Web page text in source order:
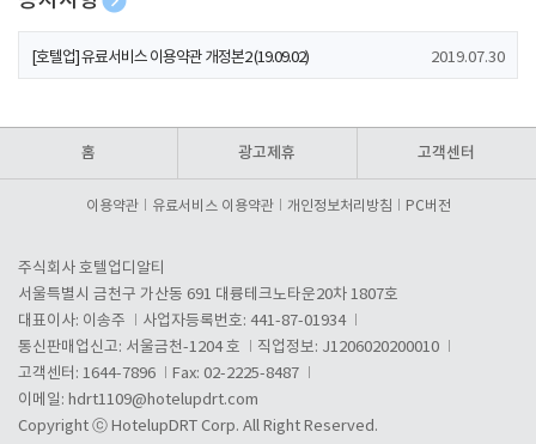
[호텔업] 개인정보 처리방침 개정본1 (19.09.02)
[호텔업] 유료서비스 이용약관 개정본2 (19.09.02) 2019.07.30
홈 광고제휴 고객센터
이용약관 유료서비스 이용약관 개인정보처리방침 PC버전
주식회사 호텔업디알티
서울특별시 금천구 가산동 691 대륭테크노타운20차 1807호
대표이사: 이송주
사업자등록번호: 441-87-01934
통신판매업신고: 서울금천-1204 호
직업정보: J1206020200010
고객센터: 1644-7896
Fax: 02-2225-8487
이메일: hdrt1109@hotelupdrt.com
Copyright ⓒ HotelupDRT Corp. All Right Reserved.